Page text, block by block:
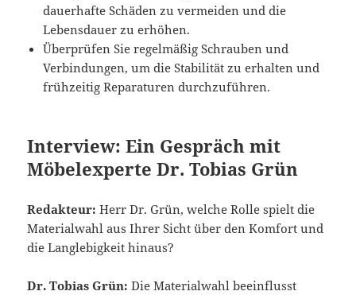
dauerhafte Schäden zu vermeiden und die
Lebensdauer zu erhöhen.
Überprüfen Sie regelmäßig Schrauben und
Verbindungen, um die Stabilität zu erhalten und
frühzeitig Reparaturen durchzuführen.
Interview: Ein Gespräch mit
Möbelexperte Dr. Tobias Grün
Redakteur: Herr Dr. Grün, welche Rolle spielt die
Materialwahl aus Ihrer Sicht über den Komfort und
die Langlebigkeit hinaus?
Dr. Tobias Grün: Die Materialwahl beeinflusst